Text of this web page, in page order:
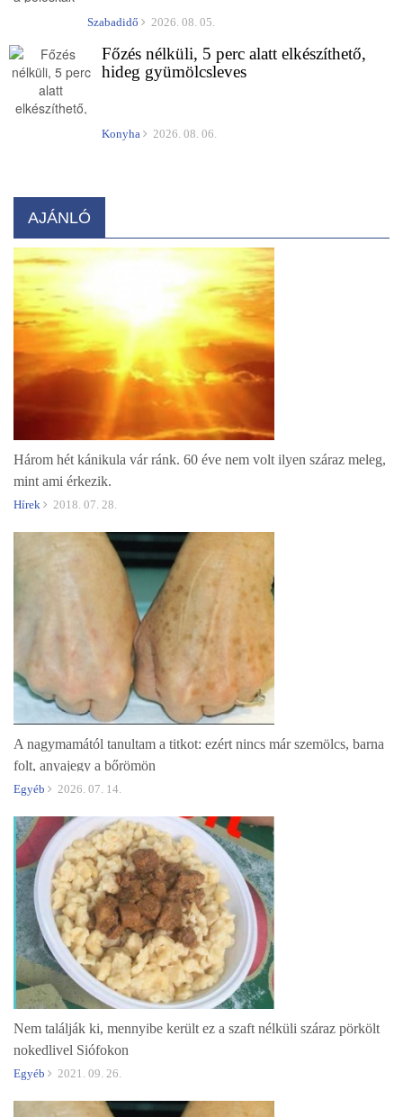
Szabadidő 2026. 08. 05.
Főzés nélküli, 5 perc alatt elkészíthető,
hideg gyümölcsleves
Konyha 2026. 08. 06.
AJÁNLÓ
Három hét kánikula vár ránk. 60 éve nem volt ilyen száraz meleg,
mint ami érkezik.
Hírek 2018. 07. 28.
A nagymamától tanultam a titkot: ezért nincs már szemölcs, barna
folt, anyajegy a bőrömön
Egyéb 2026. 07. 14.
Nem találják ki, mennyibe került ez a szaft nélküli száraz pörkölt
nokedlivel Siófokon
Egyéb 2021. 09. 26.